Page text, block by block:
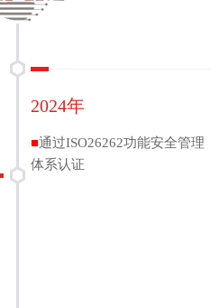
2024年
■通过ISO26262功能安全管理
体系认证